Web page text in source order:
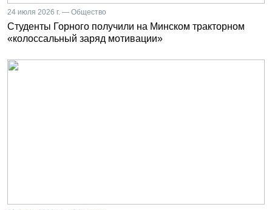
24 июля 2026 г. — Общество
Студенты Горного получили на Минском тракторном
«колоссальный заряд мотивации»